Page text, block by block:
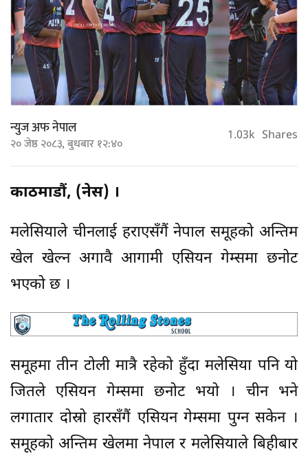
न्युज अफ नेपाल
२० जेष्ठ २०८३, बुधबार १२:४० 1.03k Shares
काठमाडौं, (नेस) ।
मलेसियाले चीनलाई हराएसँगैं नेपाल समूहको अन्तिम
खेल खेल्न अगावै आगामी एसियन गेम्समा छनोट
भएको छ ।
समूहमा तीन टोली मात्रै रहेको हुँदा मलेसिया पनि यो
जितले एसियन गेम्समा छनोट भयो । चीन भने
लगातार दोस्रो हारसँगैं एसियन गेम्समा पुग्न सकेन ।
समूहको अन्तिम खेलमा नेपाल र मलेसियाले बिहीबार